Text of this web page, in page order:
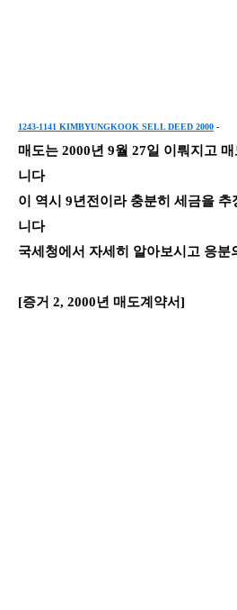
1243-1141 KIMBYUNGKOOK SELL DEED 2000 -
매도는 2000년 9월 27일 이뤄지고
니다
이 역시 9년전이라 충분히 세금을 추
니다
국세청에서 자세히 알아보시고 응분
[증거 2, 2000년 매도계약서]